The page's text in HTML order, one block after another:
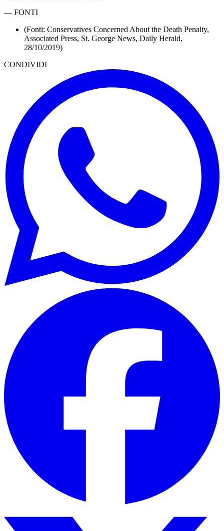
— FONTI
(Fonti: Conservatives Concerned About the Death Penalty,
Associated Press, St. George News, Daily Herald,
28/10/2019)
CONDIVIDI